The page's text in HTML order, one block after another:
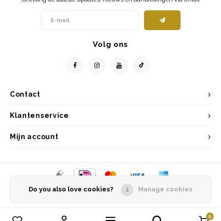
0
Contact
Volg ons
Klantenservice
Mijn account
© Copyright 2026 Entrepôt Holland - Powered byLightspeed- Theme by
Vergelijk producten 0
Do you also love cookies? Manage cookies